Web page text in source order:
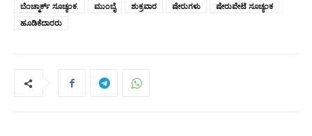
ಬೆಂಚ್ಮಾರ್ಕ್ ಸೂಚ್ಯಂಕ.
ಮುಂಬೈ ಶುಕ್ರವಾರ ಷೇರುಗಳು
ಷೇರುಪೇಟೆ ಸೂಚ್ಯಂಕ
ಹೂಡಿಕೆದಾರರು